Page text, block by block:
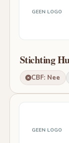
GEEN LOGO
Stichting
CBF: Nee
GEEN LOGO